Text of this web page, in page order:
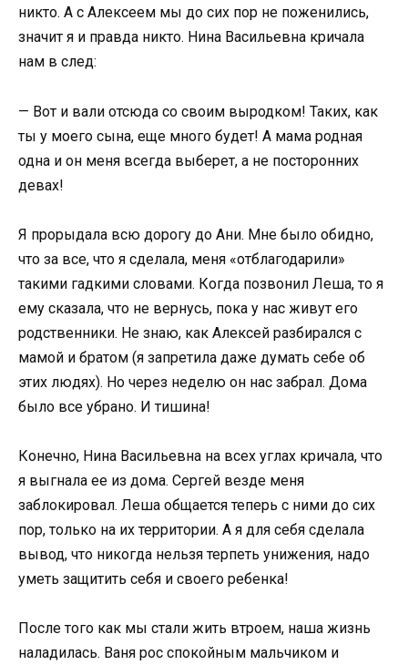
никто. А с Алексеем мы до сих пор не поженились,
значит я и правда никто. Нина Васильевна кричала
нам в след:
— Вот и вали отсюда со своим выродком! Таких, как
ты у моего сына, еще много будет! А мама родная
одна и он меня всегда выберет, а не посторонних
девах!
Я прорыдала всю дорогу до Ани. Мне было обидно,
что за все, что я сделала, меня «отблагодарили»
такими гадкими словами. Когда позвонил Леша, то я
ему сказала, что не вернусь, пока у нас живут его
родственники. Не знаю, как Алексей разбирался с
мамой и братом (я запретила даже думать себе об
этих людях). Но через неделю он нас забрал. Дома
было все убрано. И тишина!
Конечно, Нина Васильевна на всех углах кричала, что
я выгнала ее из дома. Сергей везде меня
заблокировал. Леша общается теперь с ними до сих
пор, только на их территории. А я для себя сделала
вывод, что никогда нельзя терпеть унижения, надо
уметь защитить себя и своего ребенка!
После того как мы стали жить втроем, наша жизнь
наладилась. Ваня рос спокойным мальчиком и